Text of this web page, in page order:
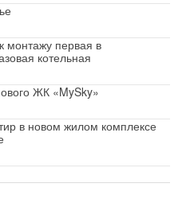
монтажу первая в
котельная
ЖК «MySky»
в новом жилом комплексе